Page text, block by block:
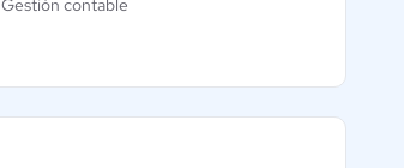
Gestión contable